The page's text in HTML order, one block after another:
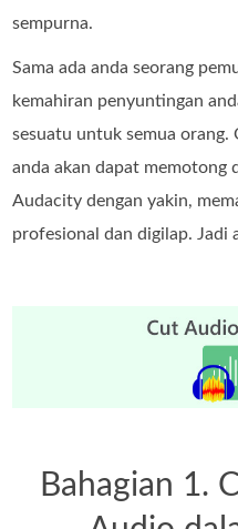
sempurna.
Sama ada anda seorang
kemahiran penyuntingan
sesuatu untuk semua
anda akan dapat memotong
Audacity dengan yakin,
profesional dan digilap. Jadi
Bahagian 1.